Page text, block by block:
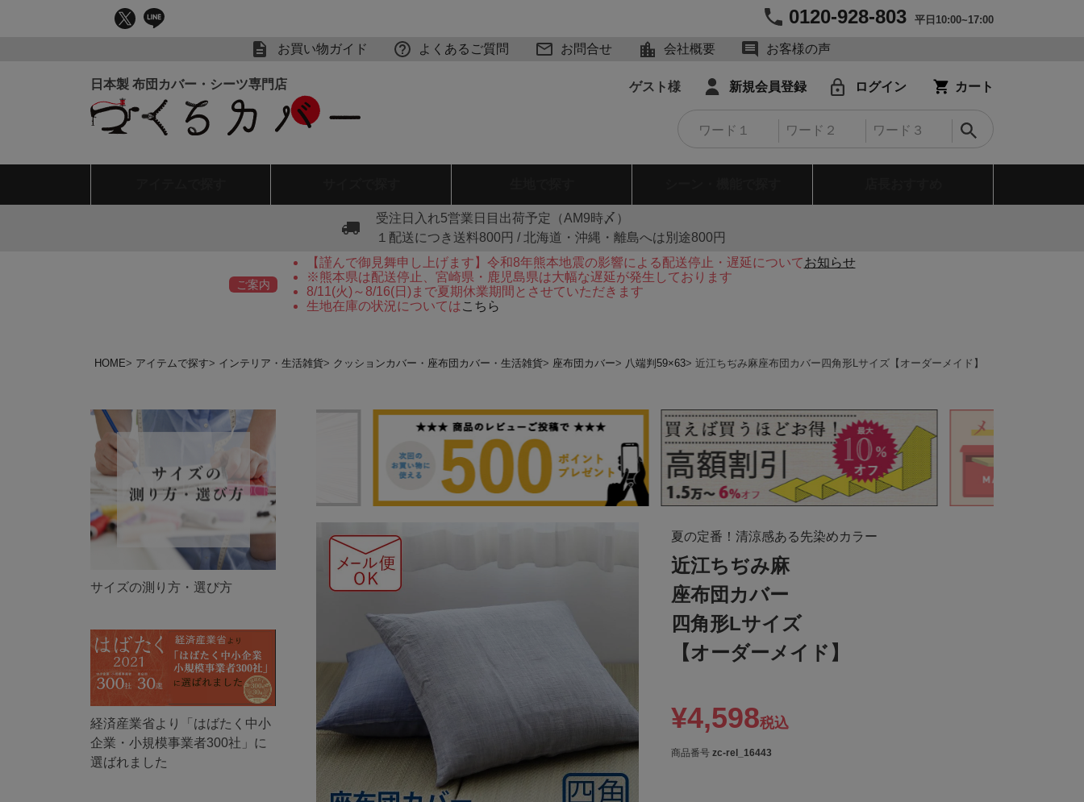
0120-928-803 平日10:00~17:00
お買い物ガイド よくあるご質問 お問合せ 会社概要 お客様の声
ゲスト様 新規会員登録 ログイン カート
受注日入れ5営業日目出荷予定（AM9時〆）
１配送につき送料800円 / 北海道・沖縄・離島へは別途800円
ご案内
【謹んで御見舞申し上げます】令和8年熊本地震の影響による配送停止・遅延についてお知らせ
※熊本県は配送停止、宮崎県・鹿児島県は大幅な遅延が発生しております
8/11(火)～8/16(日)まで夏期休業期間とさせていただきます
生地在庫の状況についてはこちら
HOME アイテムで探す インテリア・生活雑貨 クッションカバー・座布団カバー・生活雑貨 座布団カバー 八端判59×63 近江ちぢみ麻座布団カバー四角形Lサイズ【オーダーメイド】
サイズの測り方・選び方
経済産業省より「はばたく中小
企業・小規模事業者300社」に
選ばれました
夏の定番！清涼感ある先染めカラー
近江ちぢみ麻
座布団カバー
四角形Lサイズ
【オーダーメイド】
¥4,598税込
商品番号 zc-rel_16443